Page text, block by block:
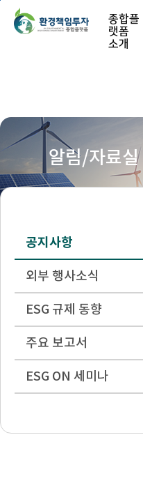
본문 바로가기
종합플
랫폼
소개
알림/자료실
공지사항
외부 행사소식
ESG 규제 동향
주요 보고서
ESG ON 세미나